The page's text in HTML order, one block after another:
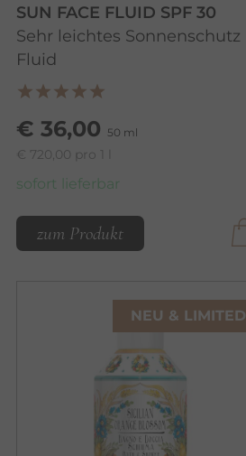
SUN FACE FLUID SPF 30
Sehr leichtes Sonnenschutz
Fluid
€ 36,00 50 ml
€ 720,00 pro 1 l
sofort lieferbar
zum Produkt
NEU & LIMITED